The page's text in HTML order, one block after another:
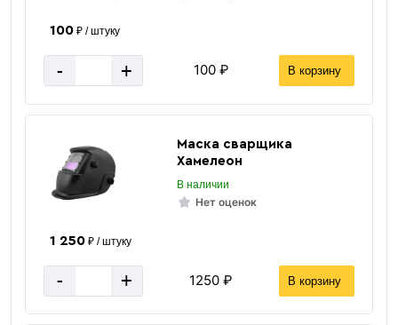
100₽ / штуку
- + 100 ₽ В корзину
Маска сварщика
Хамелеон
В наличии
Нет оценок
1 250₽ / штуку
- + 1250 ₽ В корзину